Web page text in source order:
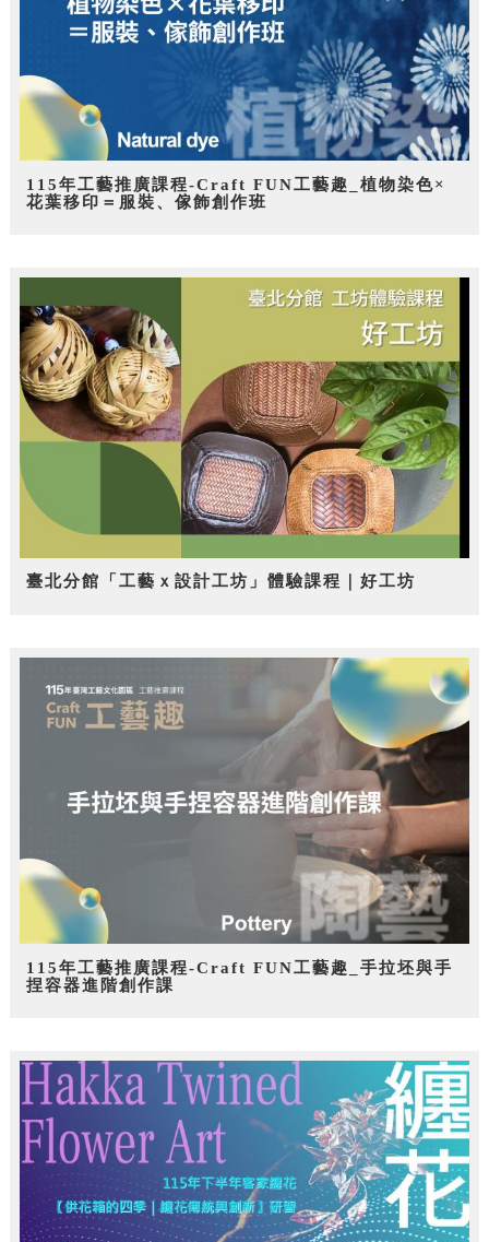
115年工藝推廣課程-Craft FUN工藝趣_植物染色×
花葉移印＝服裝、傢飾創作班
臺北分館「工藝ｘ設計工坊」體驗課程｜好工坊
115年工藝推廣課程-Craft FUN工藝趣_手拉坯與手
捏容器進階創作課